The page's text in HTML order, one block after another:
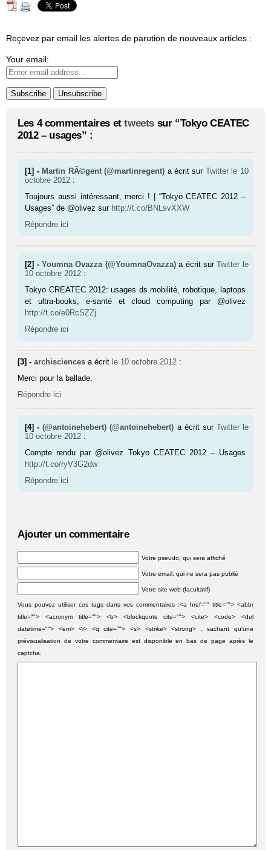
Reçevez par email les alertes de parution de nouveaux articles :
Your email:
Les 4 commentaires ettweets sur “Tokyo CEATEC
2012 – usages” :
[1] - Martin RÃ©gent (@martinregent) a écrit sur Twitter le 10
octobre 2012 :
Toujours aussi intéressant, merci ! | “Tokyo CEATEC 2012 –
Usages” de @olivez sur http://t.co/BNLsvXXW
Répondre ici
[2] - Youmna Ovazza (@YoumnaOvazza) a écrit surTwitter le
10 octobre 2012 :
Tokyo CREATEC 2012: usages ds mobilité, robotique, laptops
et ultra-books, e-santé et cloud computing par @olivez
http://t.co/e0RcSZZj
Répondre ici
[3] -archisciences a écrit le 10 octobre 2012 :
Merci pour la ballade.
Répondre ici
[4] -(@antoinehebert) (@antoinehebert) a écrit sur Twitter le
10 octobre 2012 :
Compte rendu par @olivez Tokyo CEATEC 2012 – Usages
http://t.co/ryV3G2dw
Répondre ici
Ajouter un commentaire
Votre pseudo, qui sera affiché
Votre email, qui ne sera pas publié
Votre site web (facultatif)
Vous pouvez utiliser ces tags dans vos commentaires :<a href="" title=""> <abbr
title=""> <acronym title=""> <b> <blockquote cite=""> <cite> <code> <del
datetime=""> <em> <i> <q cite=""> <s> <strike> <strong> , sachant qu'une
prévisualisation de votre commentaire est disponible en bas de page après le
captcha.